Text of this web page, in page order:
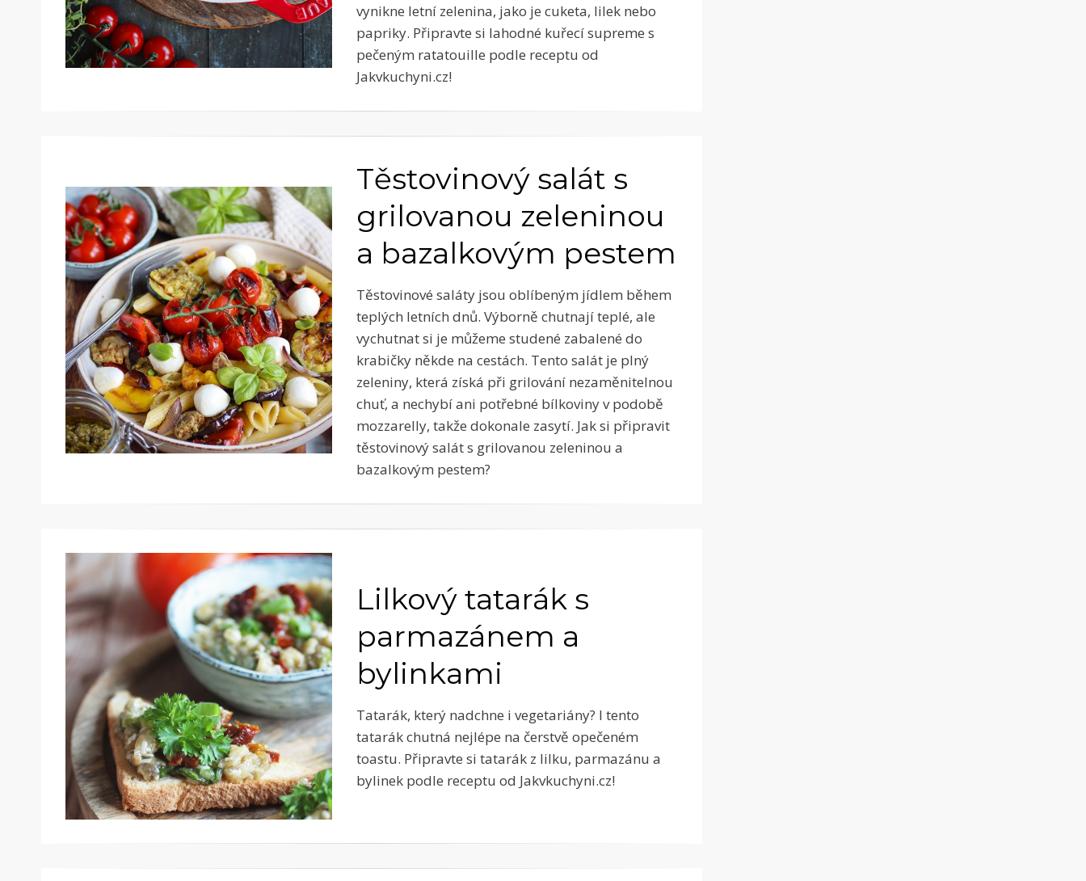
vynikne letní zelenina, jako je cuketa, lilek nebo
papriky. Připravte si lahodné kuřecí supreme s
pečeným ratatouille podle receptu od
Jakvkuchyni.cz!
Těstovinový salát s
grilovanou zeleninou
a bazalkovým pestem
Těstovinové saláty jsou oblíbeným jídlem během
teplých letních dnů. Výborně chutnají teplé, ale
vychutnat si je můžeme studené zabalené do
krabičky někde na cestách. Tento salát je plný
zeleniny, která získá při grilování nezaměnitelnou
chuť, a nechybí ani potřebné bílkoviny v podobě
mozzarelly, takže dokonale zasytí. Jak si připravit
těstovinový salát s grilovanou zeleninou a
bazalkovým pestem?
Lilkový tatarák s
parmazánem a
bylinkami
Tatarák, který nadchne i vegetariány? I tento
tatarák chutná nejlépe na čerstvě opečeném
toastu. Připravte si tatarák z lilku, parmazánu a
bylinek podle receptu od Jakvkuchyni.cz!